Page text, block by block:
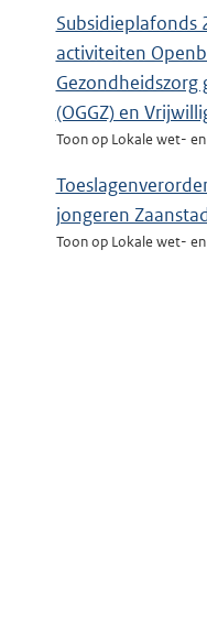
Subsidieplafonds
activiteiten
Gezondheidszorg
(OGGZ) en
Toon op Lokale wet-
jongeren
Toon op Lokale wet-